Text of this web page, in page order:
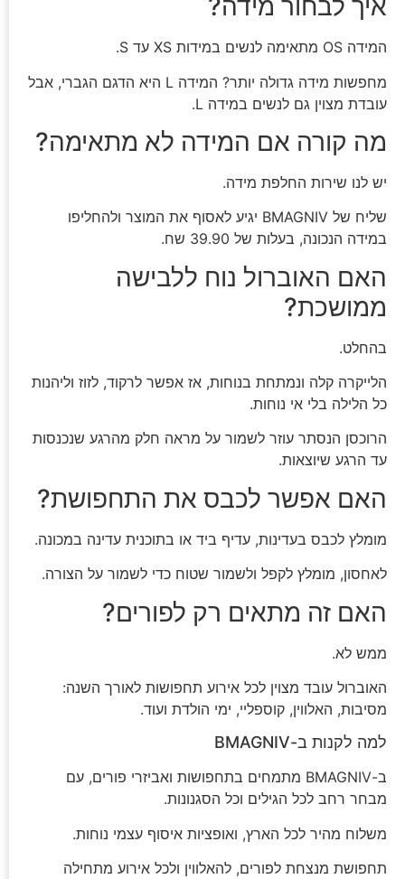
איך לבחור מידה?
המידה OS מתאימה לנשים במידות XS עד S.
מחפשות מידה גדולה יותר? המידה L היא הדגם הגברי, אבל
עובדת מצוין גם לנשים במידה L.
מה קורה אם המידה לא מתאימה?
יש לנו שירות החלפת מידה.
שליח של BMAGNIV יגיע לאסוף את המוצר ולהחליפו
במידה הנכונה, בעלות של 39.90 שח.
האם האוברול נוח ללבישה
ממושכת?
בהחלט.
הלייקרה קלה ונמתחת בנוחות, אז אפשר לרקוד, לזוז וליהנות
כל הלילה בלי אי נוחות.
הרוכסן הנסתר עוזר לשמור על מראה חלק מהרגע שנכנסות
עד הרגע שיוצאות.
האם אפשר לכבס את התחפושת?
מומלץ לכבס בעדינות, עדיף ביד או בתוכנית עדינה במכונה.
לאחסון, מומלץ לקפל ולשמור שטוח כדי לשמור על הצורה.
האם זה מתאים רק לפורים?
ממש לא.
האוברול עובד מצוין לכל אירוע תחפושות לאורך השנה:
מסיבות, האלווין, קוספליי, ימי הולדת ועוד.
למה לקנות ב-BMAGNIV
ב-BMAGNIV מתמחים בתחפושות ואביזרי פורים, עם
מבחר רחב לכל הגילים וכל הסגנונות.
משלוח מהיר לכל הארץ, ואופציות איסוף עצמי נוחות.
תחפושת מנצחת לפורים, להאלווין ולכל אירוע מתחילה